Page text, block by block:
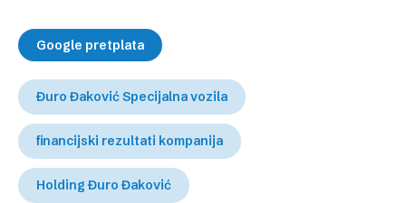
Google pretplata
Đuro Đaković Specijalna vozila
financijski rezultati kompanija
Holding Đuro Đaković